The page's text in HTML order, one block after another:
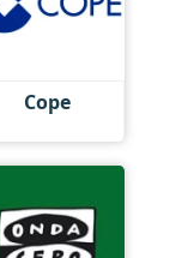
Cope